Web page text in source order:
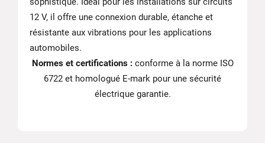
12 V, il offre une connexion durable, étanche et
résistante aux vibrations pour les applications
automobiles.
Normes et certifications :conforme à la norme ISO
6722 et homologué E-mark pour une sécurité
électrique garantie.